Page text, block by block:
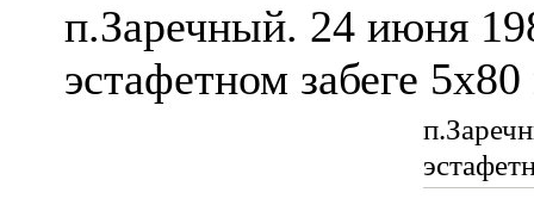
п.Заречный. 24 июня
эстафетном забеге